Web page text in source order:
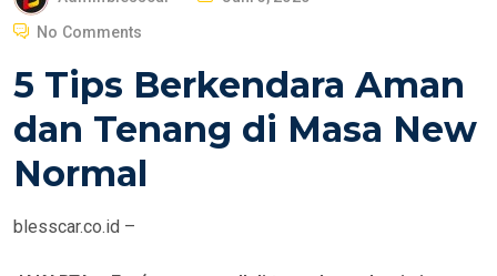
T
D
No Comments
5 Tips Berkendara Aman
dan Tenang di Masa New
Normal
blesscar.co.id –